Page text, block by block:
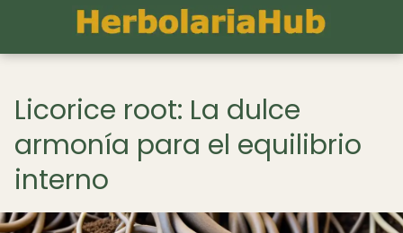
Licorice root: La dulce
armonía para el equilibrio
interno